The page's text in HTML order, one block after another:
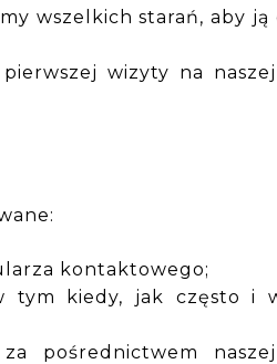
wszelkich starań, aby ją
wizyty na
kontaktowego;
tym kiedy, jak często i
pośrednictwem